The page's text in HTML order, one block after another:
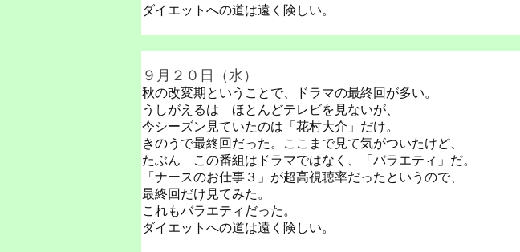
ダイエットへの道は遠く険しい。
９月２０日（水）
秋の改変期ということで、ドラマの最終回が多い。
うしがえるは ほとんどテレビを見ないが、
今シーズン見ていたのは「花村大介」だけ。
きのうで最終回だった。ここまで見て気がついたけど、
たぶん この番組はドラマではなく、「バラエティ」だ。
「ナースのお仕事３」が超高視聴率だったというので、
最終回だけ見てみた。
これもバラエティだった。
ダイエットへの道は遠く険しい。